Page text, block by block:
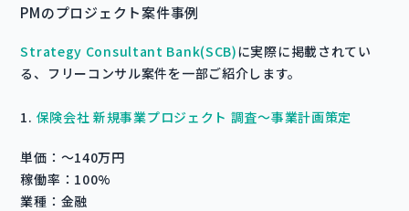
PMのプロジェクト案件事例
Strategy Consultant Bank(SCB)に実際に掲載されてい
る、フリーコンサル案件を一部ご紹介します。
1. 保険会社 新規事業プロジェクト 調査〜事業計画策定
単価：〜140万円
稼働率：100%
業種：金融